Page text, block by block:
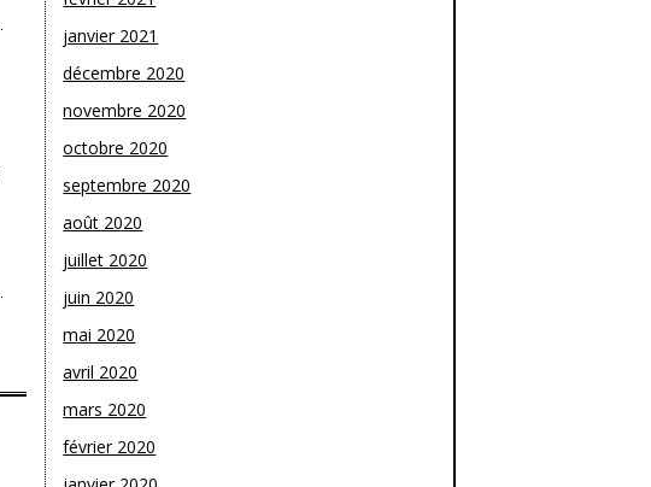
janvier 2021
décembre 2020
novembre 2020
octobre 2020
septembre 2020
août 2020
juillet 2020
juin 2020
mai 2020
avril 2020
mars 2020
février 2020